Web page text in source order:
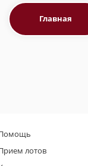
Главная
лотов